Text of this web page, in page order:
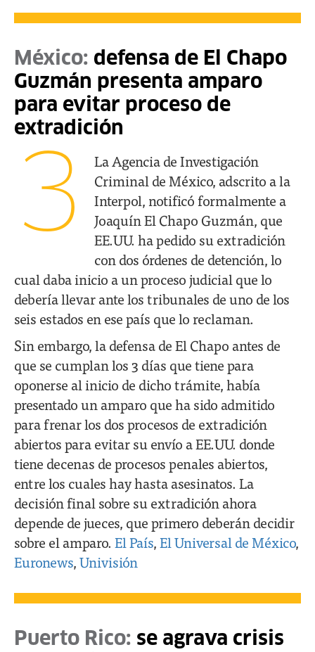
México: defensa de El Chapo
Guzmán presenta amparo
para evitar proceso de
extradición
3
La Agencia de Investigación
Criminal de México, adscrito a la
Interpol, notificó formalmente a
Joaquín El Chapo Guzmán, que
EE.UU. ha pedido su extradición
con dos órdenes de detención, lo
cual daba inicio a un proceso judicial que lo
debería llevar ante los tribunales de uno de los
seis estados en ese país que lo reclaman.
Sin embargo, la defensa de El Chapo antes de
que se cumplan los 3 días que tiene para
oponerse al inicio de dicho trámite, había
presentado un amparo que ha sido admitido
para frenar los dos procesos de extradición
abiertos para evitar su envío a EE.UU. donde
tiene decenas de procesos penales abiertos,
entre los cuales hay hasta asesinatos. La
decisión final sobre su extradición ahora
depende de jueces, que primero deberán decidir
sobre el amparo. El País,El Universal de México,
Euronews,Univisión
Puerto Rico: se agrava crisis